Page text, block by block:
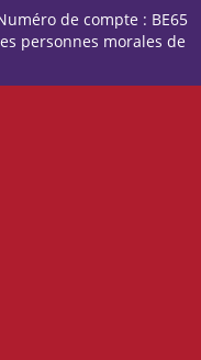
de compte : BE65
personnes morales de